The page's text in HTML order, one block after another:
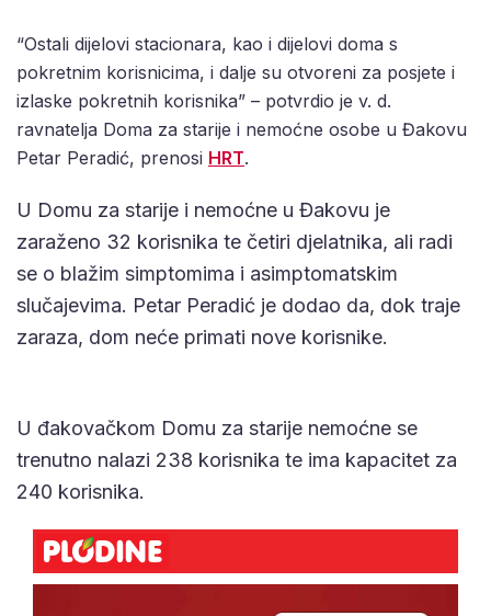
“Ostali dijelovi stacionara, kao i dijelovi doma s
pokretnim korisnicima, i dalje su otvoreni za posjete i
izlaske pokretnih korisnika” – potvrdio je v. d.
ravnatelja Doma za starije i nemoćne osobe u Đakovu
Petar Peradić, prenosi HRT.
U Domu za starije i nemoćne u Đakovu je
zaraženo 32 korisnika te četiri djelatnika, ali radi
se o blažim simptomima i asimptomatskim
slučajevima. Petar Peradić je dodao da, dok traje
zaraza, dom neće primati nove korisnike.
U đakovačkom Domu za starije nemoćne se
trenutno nalazi 238 korisnika te ima kapacitet za
240 korisnika.